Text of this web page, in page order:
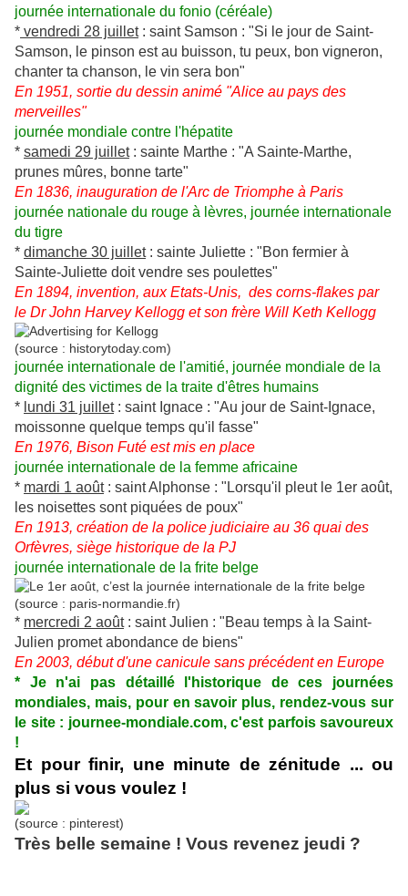
journée internationale du fonio (céréale)
* vendredi 28 juillet: saint Samson : "Si le jour de Saint-
Samson, le pinson est au buisson, tu peux, bon vigneron,
chanter ta chanson, le vin sera bon"
En 1951, sortie du dessin animé "Alice au pays des
merveilles"
journée mondiale contre l'hépatite
* samedi 29 juillet: sainte Marthe : "A Sainte-Marthe,
prunes mûres, bonne tarte"
En 1836, inauguration de l'Arc de Triomphe à Paris
journée nationale du rouge à lèvres, journée internationale
du tigre
* dimanche 30 juillet: sainte Juliette : "Bon fermier à
Sainte-Juliette doit vendre ses poulettes"
En 1894, invention, aux Etats-Unis, des corns-flakes par
le Dr John Harvey Kellogg et son frère Will Keth Kellogg
(source : historytoday.com)
journée internationale de l'amitié, journée mondiale de la
dignité des victimes de la traite d'êtres humains
* lundi 31 juillet: saint Ignace : "Au jour de Saint-Ignace,
moissonne quelque temps qu'il fasse"
En 1976, Bison Futé est mis en place
journée internationale de la femme africaine
* mardi 1 août: saint Alphonse : "Lorsqu'il pleut le 1er août,
les noisettes sont piquées de poux"
En 1913, création de la police judiciaire au 36 quai des
Orfèvres, siège historique de la PJ
journée internationale de la frite belge
(source : paris-normandie.fr)
* mercredi 2 août: saint Julien : "Beau temps à la Saint-
Julien promet abondance de biens"
En 2003, début d'une canicule sans précédent en Europe
* Je n'ai pas détaillé l'historique de ces journées
mondiales, mais, pour en savoir plus, rendez-vous sur
le site : journee-mondiale.com, c'est parfois savoureux
!
Et pour finir, une minute de zénitude ... ou
plus si vous voulez !
(source : pinterest)
Très belle semaine ! Vous revenez jeudi ?